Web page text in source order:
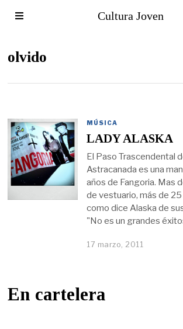
Cultura Joven
olvido
MÚSICA
LADY ALASKA
El Paso Trascendental
Astracanada es una
años de Fangoria. Mas
de vestuario, más de
como dice Alaska de
"No es un grandes
17 marzo, 2011
En cartelera